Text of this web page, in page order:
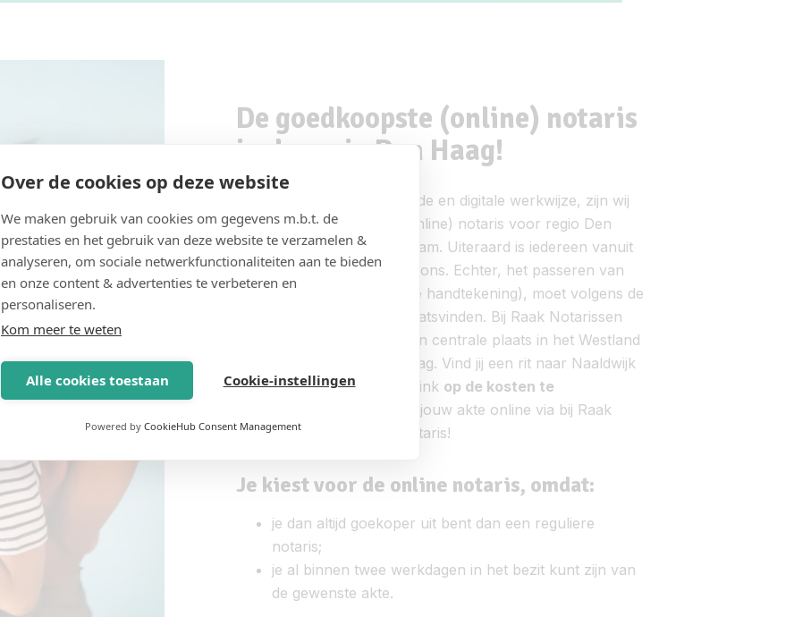
De goedkoopste (online) notaris
in de regio Den Haag!
Door onze geautomatiseerde en digitale werkwijze, zijn wij
zelfs jouw goedkoopste (online) notaris voor regio Den
Haag, Westland en Rotterdam. Uiteraard is iedereen vanuit
heel Nederland welkom bij ons. Echter, het passeren van
een akte (het zetten van de handtekening), moet volgens de
wet altijd bij een notaris plaatsvinden. Bij Raak Notarissen
gebeurt dit in Naaldwijk, een centrale plaats in het Westland
en in de buurt van Den Haag. Vind jij een rit naar Naaldwijk
geen enkel probleem om flink op de kosten te
Maak dan snel jouw akte online via bij Raak
Notarissen, jouw online notaris!
Je kiest voor de online notaris, omdat:
je dan altijd goekoper uit bent dan een reguliere
notaris;
je al binnen twee werkdagen in het bezit kunt zijn van
de gewenste akte.
Over de cookies op deze website
We maken gebruik van cookies om gegevens m.b.t. de
prestaties en het gebruik van deze website te verzamelen &
analyseren, om sociale netwerkfunctionaliteiten aan te bieden
en onze content & advertenties te verbeteren en
personaliseren.
Kom meer te weten
Alle cookies toestaan Cookie-instellingen
Powered by CookieHub Consent Management